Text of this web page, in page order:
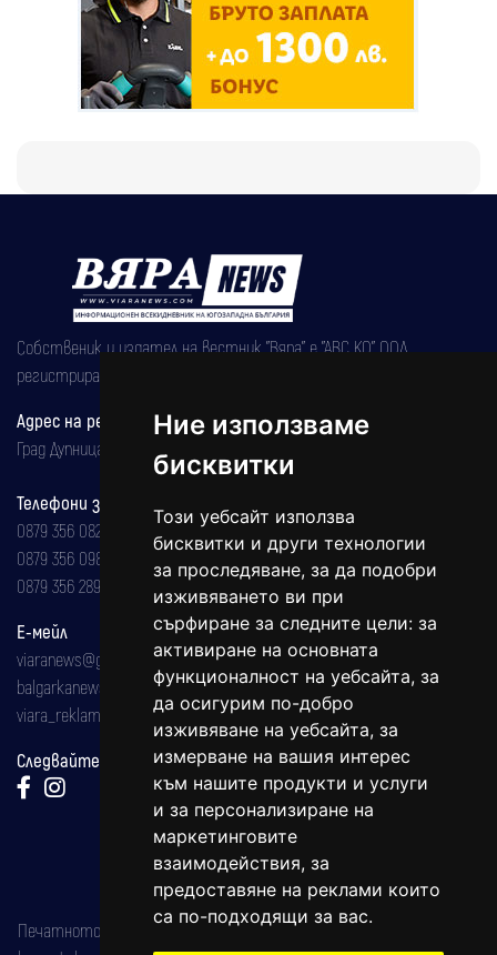
Ние използваме
бисквитки
Този уебсайт използва
бисквитки и други технологии
за проследяване, за да подобри
изживяването ви при
сърфиране за следните цели: за
активиране на основната
функционалност на уебсайта, за
да осигурим по-добро
изживяване на уебсайта, за
измерване на вашия интерес
към нашите продукти и услуги
и за персонализиране на
маркетинговите
взаимодействия, за
предоставяне на реклами които
са по-подходящи за вас.
Собственик и издател на вестник "Вяра" е "АВС КО" ООД,
регистрирана на 08.05.2002 година.
Адрес на редакцията
Град Дупница, ул.''Христо Ботев" 43
Телефони за реклама и абонаменти
0879 356 082
0879 356 098
0879 356 289
Е-мейл
viaranews@gmail.com
balgarkanews@gmail.com
viara_reklama@mail.bg
Следвайте ни:
Печатното издание на вестника е регистрирано в националния